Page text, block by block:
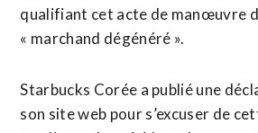
qualifiant cet acte de manœuvre
« marchand dégénéré ».
Starbucks Corée a publié une
son site web pour ⁠s’excuser de